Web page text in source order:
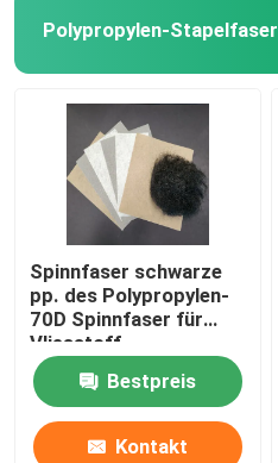
Polypropylen-Stapelfaser
Spinnfaser schwarze
pp. des Polypropylen-
70D Spinnfaser für
Vliesstoff
Bestpreis
Kontakt